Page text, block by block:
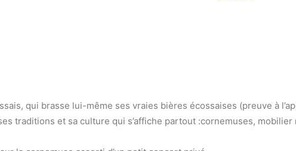
qui brasse lui-même ses vraies bières écossaises (preuve à
traditions et sa culture qui s’affiche partout :cornemuses,